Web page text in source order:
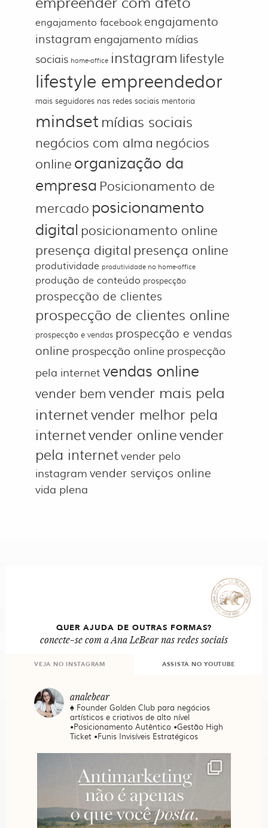
engajamento facebook engajamento
instagram engajamento mídias
sociais home-office instagram lifestyle
lifestyle empreendedor
mais seguidores nas redes sociais mentoria
mindset mídias sociais
negócios com alma negócios
onlineorganização da
empresa Posicionamento de
mercado posicionamento
digital posicionamento online
presença digitalpresença online
produtividade produtividade no home-office
produção de conteúdo prospecção
prospecção de clientes
prospecção de clientes online
prospecção e vendas prospecção e vendas
online prospecção online prospecção
pela internet vendas online
vender bemvender mais pela
internetvender melhor pela
internetvender onlinevender
pela internetvender pelo
instagram vender serviços online
vida plena
QUER AJUDA DE OUTRAS FORMAS?
conecte-se com a Ana LeBear nas redes sociais
VEJA NO INSTAGRAM ASSISTA NO YOUTUBE
analebear
♠️ Founder Golden Club para negócios
artísticos e criativos de alto nível
•Posicionamento Autêntico •Gestão High
Ticket •Funis Invisíveis Estratégicos